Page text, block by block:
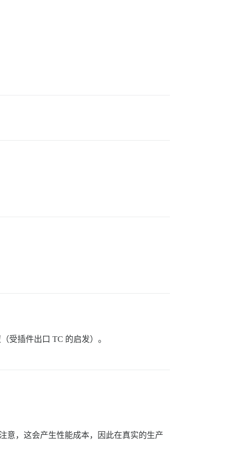
受插件出口 TC 的启发）。
意，这会产生性能成本，因此在真实的生产